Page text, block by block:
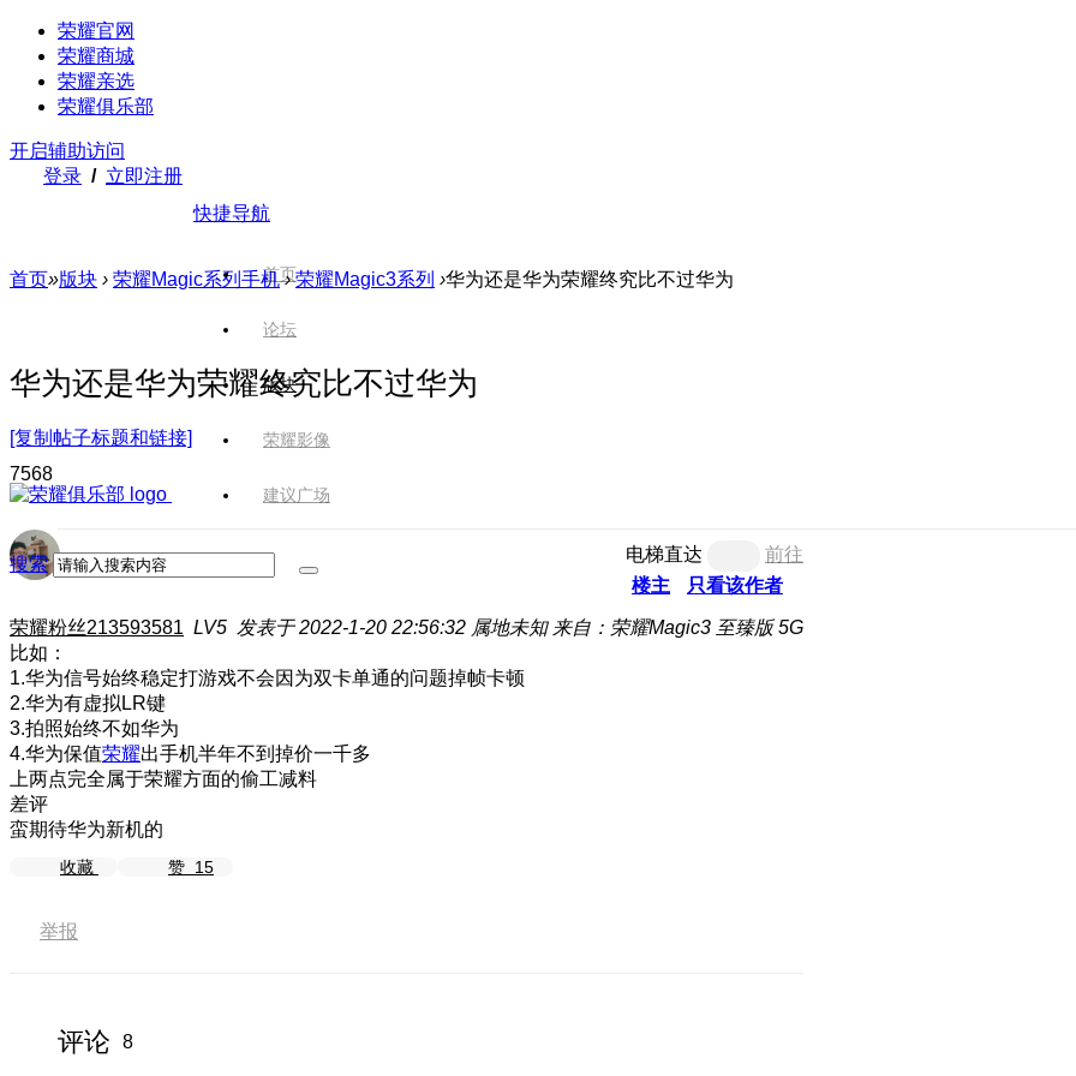
荣耀官网
荣耀商城
荣耀亲选
荣耀俱乐部
开启辅助访问
登录 / 立即注册
快捷导航
首页
论坛
版块
荣耀影像
建议广场
搜索
首页»版块 › 荣耀Magic系列手机 › 荣耀Magic3系列 ›华为还是华为荣耀终究比不过华为
华为还是华为荣耀终究比不过华为
[复制帖子标题和链接]
7568
电梯直达
前往
楼主
只看该作者
荣耀粉丝213593581 LV5 发表于 2022-1-20 22:56:32 属地未知 来自：荣耀Magic3 至臻版 5G
比如：
1.华为信号始终稳定打游戏不会因为双卡单通的问题掉帧卡顿
2.华为有虚拟LR键
3.拍照始终不如华为
4.华为保值荣耀出手机半年不到掉价一千多
上两点完全属于荣耀方面的偷工减料
差评
蛮期待华为新机的
收藏 赞 15
举报
评论 8